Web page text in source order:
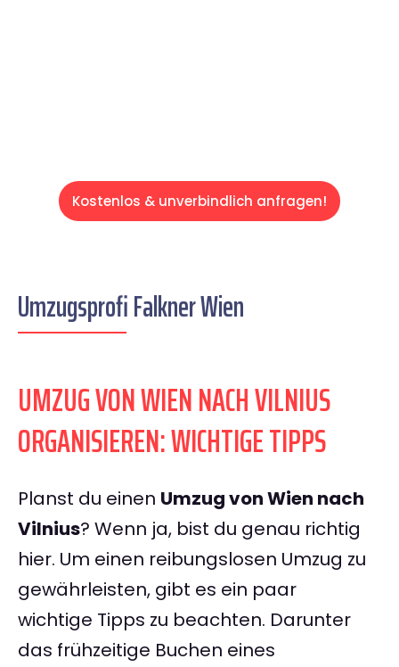
Kostenlos & unverbindlich anfragen!
Umzugsprofi Falkner Wien
UMZUG VON WIEN NACH VILNIUS
ORGANISIEREN: WICHTIGE TIPPS
Planst du einen Umzug von Wien nach
Vilnius? Wenn ja, bist du genau richtig
hier. Um einen reibungslosen Umzug zu
gewährleisten, gibt es ein paar
wichtige Tipps zu beachten. Darunter
das frühzeitige Buchen eines